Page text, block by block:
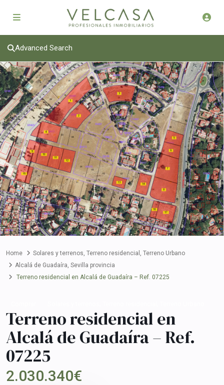
Advanced Search
Home Solares y terrenos, Terreno residencial , Terreno Urbano
Alcalá de Guadaíra, Sevilla provincia
Terreno residencial en Alcalá de Guadaíra – Ref. 07225
Terreno residencial en
Alcalá de Guadaíra – Ref.
07225
2.030.340€